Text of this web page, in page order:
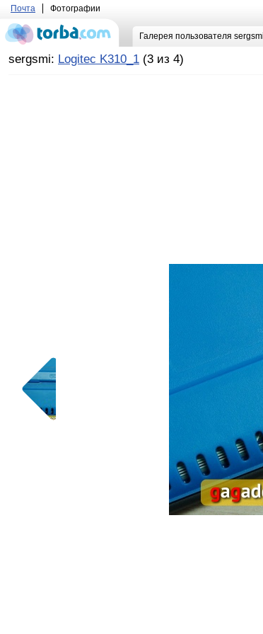
Почта Фотографии
Галерея пользователя sergsmi
sergsmi: Logitec K310_1 (3 из 4)